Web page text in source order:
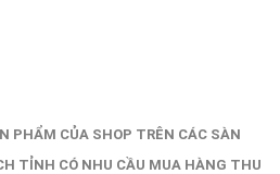
PHẨM CỦA SHOP TRÊN CÁC SÀN
TỈNH CÓ NHU CẦU MUA HÀNG THU